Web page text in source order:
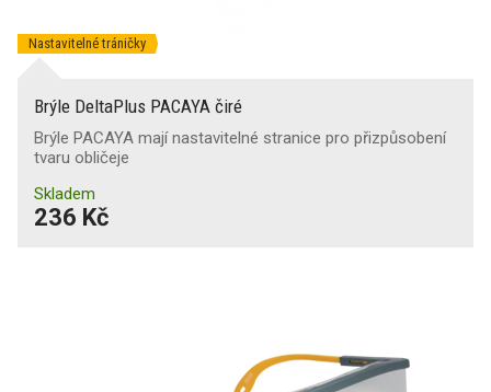
Nastavitelné tráničky
Brýle DeltaPlus PACAYA čiré
Brýle PACAYA mají nastavitelné stranice pro přizpůsobení
tvaru obličeje
Skladem
236 Kč